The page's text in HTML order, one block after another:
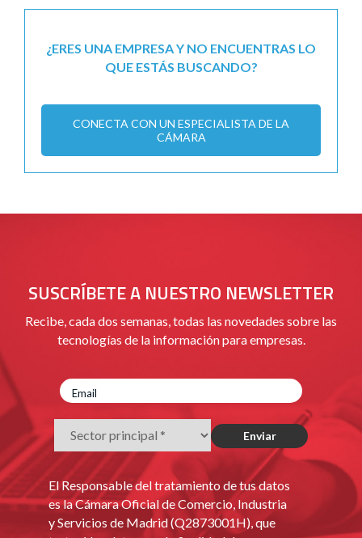
¿ERES UNA EMPRESA Y NO ENCUENTRAS LO
QUE ESTÁS BUSCANDO?
CONECTA CON UN ESPECIALISTA DE LA
CÁMARA
SUSCRÍBETE A NUESTRO NEWSLETTER
Recibe, cada dos semanas, todas las novedades sobre las
tecnologías de la información para empresas.
El Responsable del tratamiento de tus datos
es la Cámara Oficial de Comercio, Industria
y Servicios de Madrid (Q2873001H), que